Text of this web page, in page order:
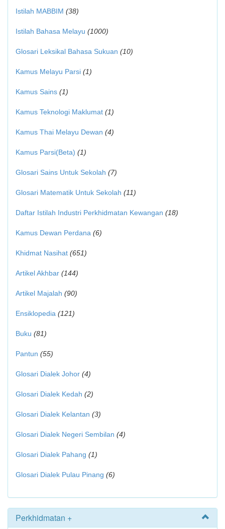
Istilah MABBIM (38)
Istilah Bahasa Melayu (1000)
Glosari Leksikal Bahasa Sukuan (10)
Kamus Melayu Parsi (1)
Kamus Sains (1)
Kamus Teknologi Maklumat (1)
Kamus Thai Melayu Dewan (4)
Kamus Parsi(Beta) (1)
Glosari Sains Untuk Sekolah (7)
Glosari Matematik Untuk Sekolah (11)
Daftar Istilah Industri Perkhidmatan Kewangan (18)
Kamus Dewan Perdana (6)
Khidmat Nasihat (651)
Artikel Akhbar (144)
Artikel Majalah (90)
Ensiklopedia (121)
Buku (81)
Pantun (55)
Glosari Dialek Johor (4)
Glosari Dialek Kedah (2)
Glosari Dialek Kelantan (3)
Glosari Dialek Negeri Sembilan (4)
Glosari Dialek Pahang (1)
Glosari Dialek Pulau Pinang (6)
Perkhidmatan +